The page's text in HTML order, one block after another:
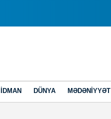
İDMAN DÜNYA MƏDƏNIYYƏT